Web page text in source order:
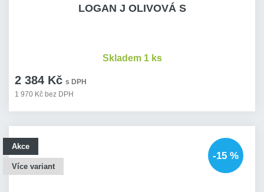
LOGAN J OLIVOVÁ S
2 384 Kč s DPH
1 970 Kč bez DPH
Skladem 1 ks
Akce
Více variant
-15 %